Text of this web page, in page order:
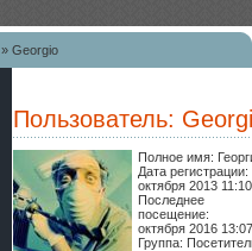
» Georgio
Пользователь:
Полное имя:
Дата регистрации:
октября 2013 11:10
Последнее
октября 2016
Группа: